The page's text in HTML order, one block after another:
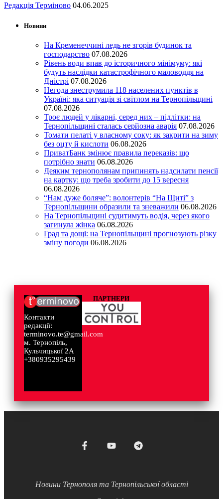
Редакція Терміново 04.06.2025
Новини
На Кременеччині ледь не згорів будинок та
господарство 07.08.2026
Рівень води впав до історичного мінімуму: які
будуть наслідки катастрофічного маловоддя на
Дністрі 07.08.2026
Негода знеструмила 118 населених пунктів в
Україні: яка ситуація зі світлом на Тернопільщині
07.08.2026
Троє людей у лікарні, серед них – підлітки: на
Тернопільщині сталась серйозна аварія 07.08.2026
Томати пелаті у власному соку: як закрити на зиму
без оцту й кислоти 06.08.2026
ПриватБанк змінює правила переказів: що
потрібно знати 06.08.2026
Деяким тернополянам припинять надсилати пенсії
на картку: що треба зробити до 15 вересня
06.08.2026
“Нам дуже боляче”: волонтерів “На Щиті” з
Тернопільщини образили та зневажили 06.08.2026
На Тернопільщині судитимуть водія, через якого
загинула жінка 06.08.2026
Град та дощі: на Тернопільщині прогнозують різку
зміну погоди 06.08.2026
Контакти
редакції:
terminovo.te@gmail.com
м. Тернопіль,
Кульчицької 2А
+380935295439
ПАРТНЕРИ
Новини Тернополя та Тернопільської області